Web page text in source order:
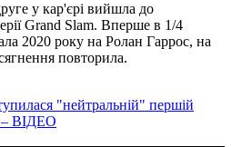
у кар'єрі вийшла до
Grand Slam. Вперше в 1/4
2020 року на Ролан Гаррос, на
повторила.
"нейтральній" першій
– ВІДЕО